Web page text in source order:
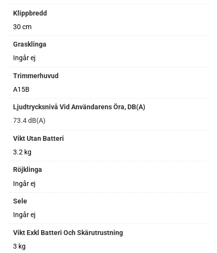
Klippbredd
30 cm
Grasklinga
Ingår ej
Trimmerhuvud
A15B
Ljudtrycksnivå Vid Användarens Öra, DB(A)
73.4 dB(A)
Vikt Utan Batteri
3.2 kg
Röjklinga
Ingår ej
Sele
Ingår ej
Vikt Exkl Batteri Och Skärutrustning
3 kg